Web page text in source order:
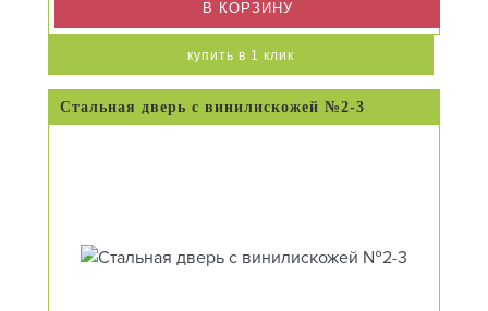
В КОРЗИНУ
купить в 1 клик
Стальная дверь с винилискожей №2-3